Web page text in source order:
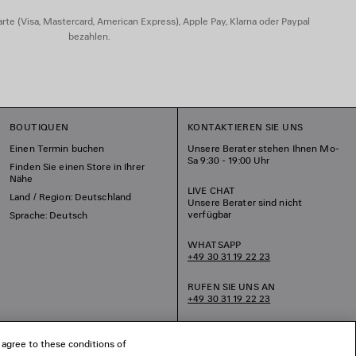
(Visa, Mastercard, American Express), Apple Pay, Klarna oder Paypal
bezahlen.
BOUTIQUEN
Einen Termin buchen
Finden Sie einen Store in Ihrer
Nähe
Land / Region: Deutschland
Sprache: Deutsch
KONTAKTIEREN SIE UNS
Unsere Berater stehen Ihnen Mo-
Sa 9:30 - 19:00 Uhr
LIVE CHAT
Unsere Berater sind nicht
verfügbar
WHATSAPP
+49 30 31 19 22 23
RUFEN SIE UNS AN
+49 30 31 19 22 23
to these conditions of